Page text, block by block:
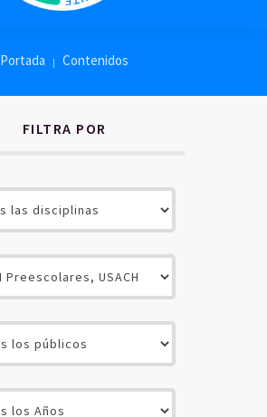
CONTENIDOS
SOCIOS
Portada Contenidos
FILTRA POR